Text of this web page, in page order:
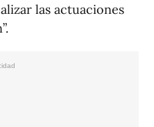
las actuaciones